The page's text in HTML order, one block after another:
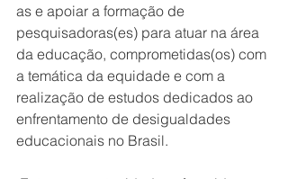
as e apoiar a formação de
pesquisadoras(es) para atuar na área
da educação, comprometidas(os) com
a temática da equidade e com a
realização de estudos dedicados ao
enfrentamento de desigualdades
educacionais no Brasil.